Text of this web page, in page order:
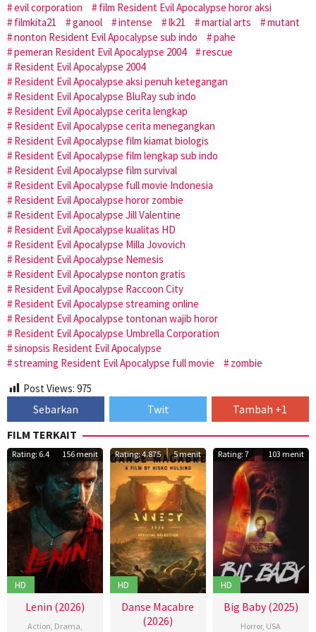
evil corporation
film Resident Evil Apocalypse horor aksi
filmkita21
ganool intense lk21 martial arts
mutant
nonton Resident Evil Apocalypse sub indo
pahe
pemeran Resident Evil Apocalypse 2004
rescue
Resident Evil Apocalypse 2004
Resident Evil Apocalypse aksi penuh ketegangan
Resident Evil Apocalypse BluRay sub indo
Resident Evil Apocalypse cerita lengkap
Resident Evil Apocalypse cerita menegangkan
Resident Evil Apocalypse film kiamat biologis
Resident Evil Apocalypse film lengkap sub indo
Resident Evil Apocalypse film survival
Resident Evil Apocalypse full movie Indonesia
Resident Evil Apocalypse horor zombie
Resident Evil Apocalypse Jill Valentine
Resident Evil Apocalypse kualitas HD
Resident Evil Apocalypse Milla Jovovich
Resident Evil Apocalypse Nemesis
Resident Evil Apocalypse nonton gratis
Resident Evil Apocalypse Raccoon City
Resident Evil Apocalypse streaming online
Resident Evil Apocalypse tontonan wajib horor
Resident Evil Apocalypse Umbrella Corporation
sinopsis Resident Evil Apocalypse
streaming Resident Evil Apocalypse full movie
zombie
Post Views: 975
Sebarkan Twit
Tambah +1
FILM TERKAIT
Rating: 6.4 156 menit
HD
Lenin (2026)
Action, Drama,
Rating: 4.875 5 menit
HD
Danse Macabre
(2026)
Rating: 7 103 menit
HD
Big Baby (2025)
Horror, USA